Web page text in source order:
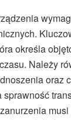
określa
Należy
oraz
sprawność